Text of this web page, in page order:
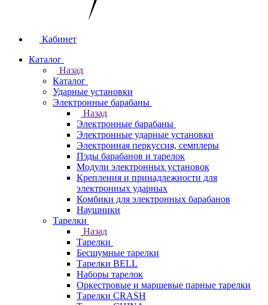
Кабинет
Каталог
Назад
Каталог
Ударные установки
Электронные барабаны
Назад
Электронные барабаны
Электронные ударные установки
Электронная перкуссия, семплеры
Пэды барабанов и тарелок
Модули электронных установок
Крепления и принадлежности для
электронных ударных
Комбики для электронных барабанов
Наушники
Тарелки
Назад
Тарелки
Бесшумные тарелки
Тарелки BELL
Наборы тарелок
Оркестровые и маршевые парные тарелки
Тарелки CRASH